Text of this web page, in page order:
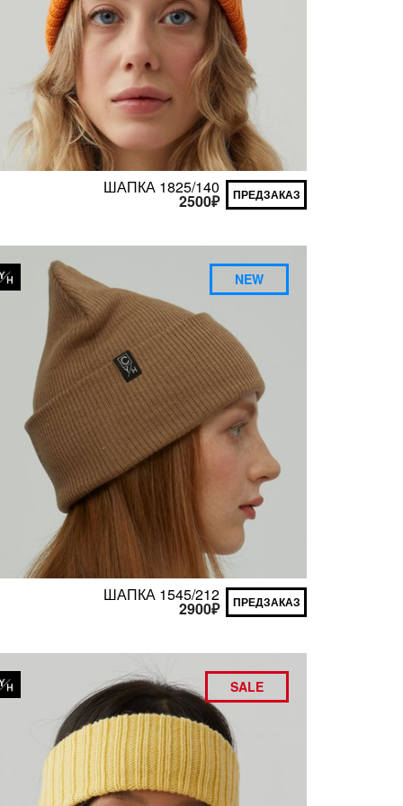
ШАПКА 1825/140
2500₽ ПРЕДЗАКАЗ
NEW
ШАПКА 1545/212
2900₽ ПРЕДЗАКАЗ
SALE